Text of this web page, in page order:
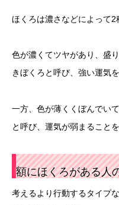
ほくろは濃さなどによって2
色が濃くてツヤがあり、盛
きぼくろと呼び、強い運気
一方、色が薄くくぼんでい
と呼び、運気が弱まること
額にほくろがある人
考えるより行動するタイプ